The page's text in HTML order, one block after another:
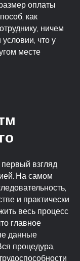
оплаты
как
ничем
что у
месте
первый взгляд
На самом
и практически
весь процесс
главное
данные
процедура,